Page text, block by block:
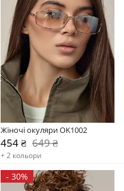
Жіночі окуляри OK1002
454 ₴ 649 ₴
+ 2 кольори
- 30%